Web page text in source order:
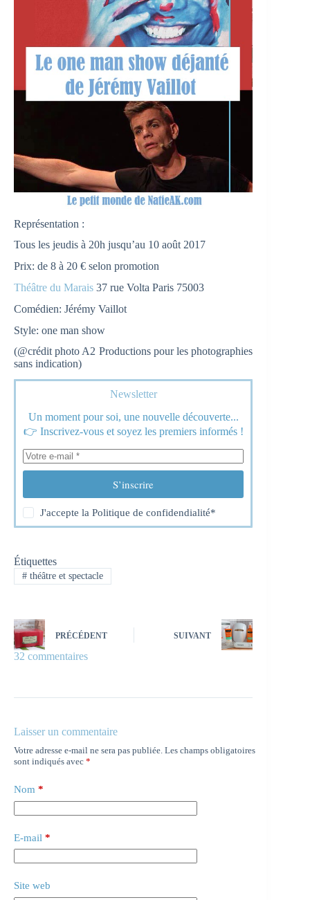
Représentation :
Tous les jeudis à 20h jusqu’au 10 août 2017
Prix: de 8 à 20 € selon promotion
Théâtre du Marais 37 rue Volta Paris 75003
Comédien: Jérémy Vaillot
Style: one man show
(@crédit photo A2 Productions pour les photographies
sans indication)
Newsletter
Un moment pour soi, une nouvelle découverte...
👉 Inscrivez-vous et soyez les premiers informés !
S’inscrire
J'accepte laPolitique de confidendialité*
Étiquettes
#théâtre et spectacle
PRÉCÉDENT SUIVANT
32 commentaires
Laisser un commentaire
Votre adresse e-mail ne sera pas publiée. Les champs obligatoires
sont indiqués avec *
Nom *
E-mail *
Site web